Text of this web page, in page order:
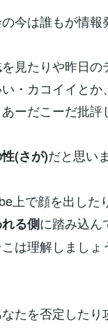
今は誰もが情報
見たりや昨日の
・カコイイとか
ーだこーだ批評
(さが)だと思い
上で顔を出し
る側に踏み込ん
は理解しましょ
たを否定したり